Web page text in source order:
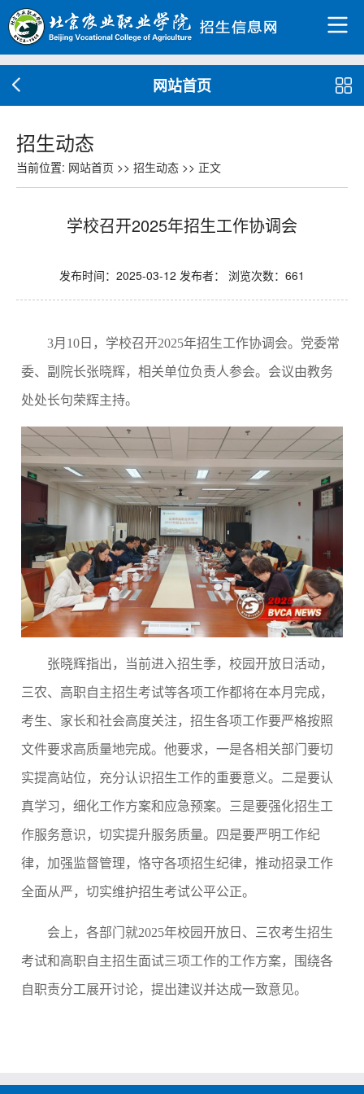
网站首页
招生动态
当前位置: 网站首页 >> 招生动态 >> 正文
学校召开2025年招生工作协调会
发布时间：2025-03-12 发布者： 浏览次数： 661
3月10日，学校召开2025年招生工作协调会。党委常
委、副院长张晓辉，相关单位负责人参会。会议由教务
处处长句荣辉主持。
张晓辉指出，当前进入招生季，校园开放日活动，
三农、高职自主招生考试等各项工作都将在本月完成，
考生、家长和社会高度关注，招生各项工作要严格按照
文件要求高质量地完成。他要求，一是各相关部门要切
实提高站位，充分认识招生工作的重要意义。二是要认
真学习，细化工作方案和应急预案。三是要强化招生工
作服务意识，切实提升服务质量。四是要严明工作纪
律，加强监督管理，恪守各项招生纪律，推动招录工作
全面从严，切实维护招生考试公平公正。
会上，各部门就2025年校园开放日、三农考生招生
考试和高职自主招生面试三项工作的工作方案，围绕各
自职责分工展开讨论，提出建议并达成一致意见。